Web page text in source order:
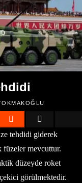
tehdidi giderek
füzeler mevcuttur.
düzeyde roket
görülmektedir.